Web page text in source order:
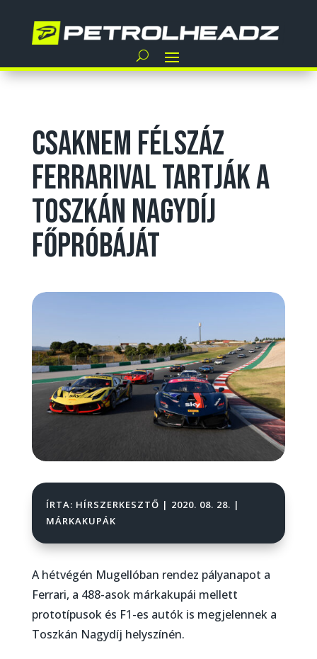
Csaknem félszáz
Ferrarival tartják a
Toszkán Nagydíj
főpróbáját
ÍRTA: HÍRSZERKESZTŐ | 2020. 08. 28. |
MÁRKAKUPÁK
A hétvégén Mugellóban rendez pályanapot a
Ferrari, a 488-asok márkakupái mellett
prototípusok és F1-es autók is megjelennek a
Toszkán Nagydíj helyszínén.